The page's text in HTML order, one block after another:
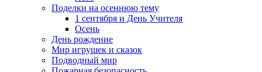
Поделки на осеннюю тему
1 сентября и День Учителя
Осень
День рождение
Мир игрушек и сказок
Подводный мир